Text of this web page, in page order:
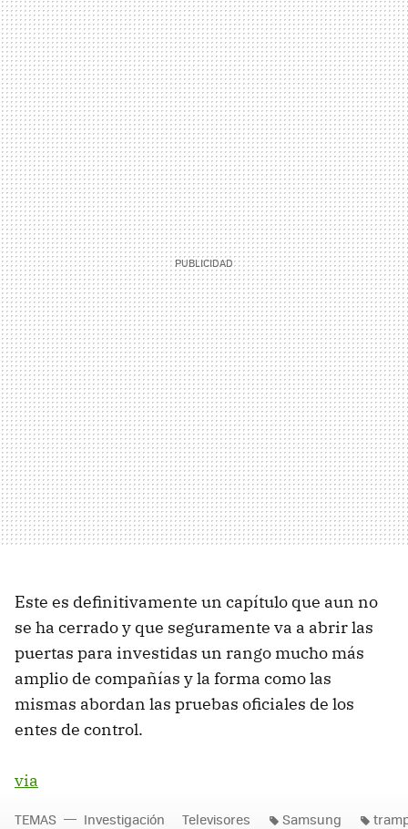
Este es definitivamente un capítulo que aun no
se ha cerrado y que seguramente va a abrir las
puertas para investidas un rango mucho más
amplio de compañías y la forma como las
mismas abordan las pruebas oficiales de los
entes de control.
via
TEMAS Investigación Televisores Samsung